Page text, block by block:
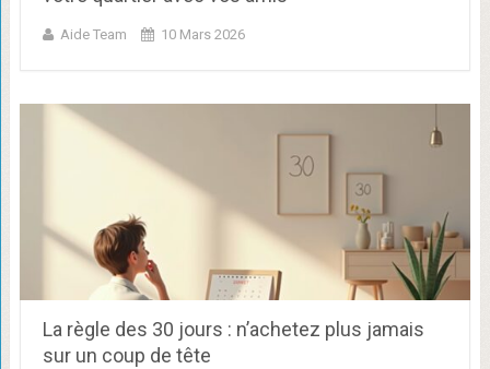
Aide Team 10 Mars 2026
La règle des 30 jours : n’achetez plus jamais
sur un coup de tête